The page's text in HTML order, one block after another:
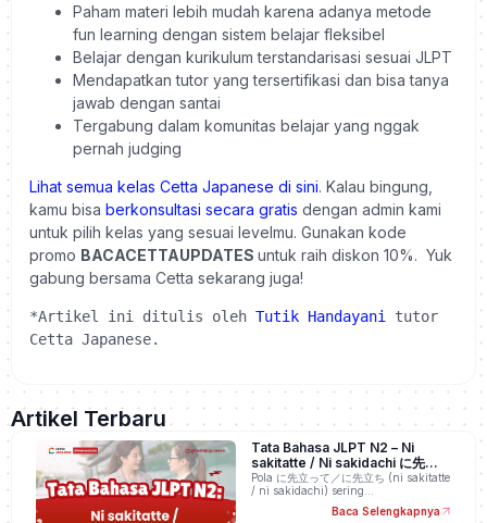
Paham materi lebih mudah karena adanya metode
fun learning dengan sistem belajar fleksibel
Belajar dengan kurikulum terstandarisasi sesuai JLPT
Mendapatkan tutor yang tersertifikasi dan bisa tanya
jawab dengan santai
Tergabung dalam komunitas belajar yang nggak
pernah judging
Lihat semua kelas Cetta Japanese di sini. Kalau bingung,
kamu bisa berkonsultasi secara gratis dengan admin kami
untuk pilih kelas yang sesuai levelmu. Gunakan kode
promo BACACETTAUPDATES untuk raih diskon 10%. Yuk
gabung bersama Cetta sekarang juga!
*Artikel ini ditulis oleh Tutik Handayani
tutor
Cetta Japanese.
Artikel Terbaru
Tata Bahasa JLPT N2 – Ni
sakitatte / Ni sakidachi に先立っ
て／に先立ち
Pola に先立って／に先立ち (ni sakitatte
/ ni sakidachi) sering…
Baca Selengkapnya